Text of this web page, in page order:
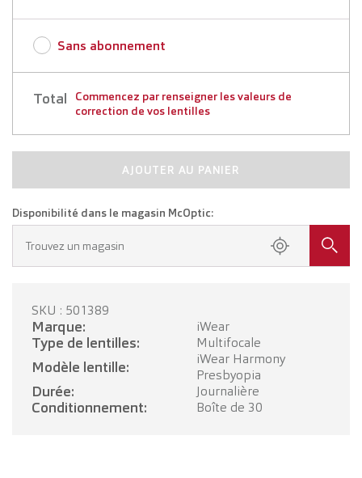
Sans abonnement
Total
Commencez par renseigner les valeurs de
correction de vos lentilles
AJOUTER AU PANIER
Disponibilité dans le magasin McOptic:
Trouvez un magasin
SKU : 501389
Marque: iWear
Type de lentilles: Multifocale
Modèle lentille:
iWear Harmony
Presbyopia
Durée: Journalière
Conditionnement: Boîte de 30